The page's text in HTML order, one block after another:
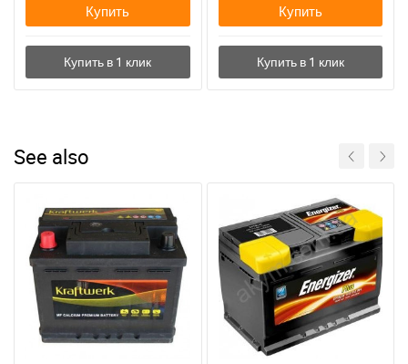
Купить Купить
See also